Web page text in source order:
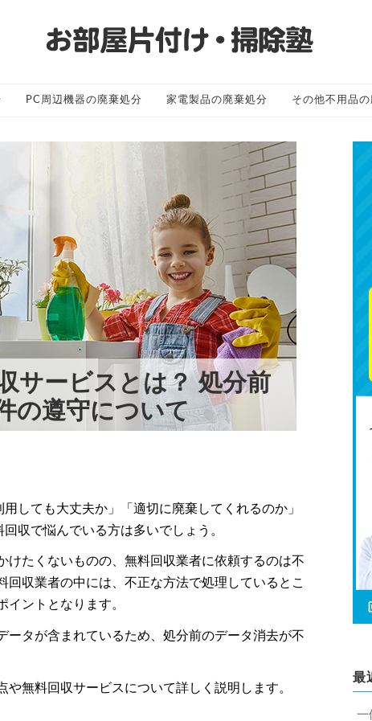
PC周辺機器の廃棄処分 家電製品の廃棄処分 その他不用品
サービスとは？ 処分前
の遵守について
しても大丈夫か」「適切に廃棄してくれるのか」
収で悩んでいる方は多いでしょう。
けたくないものの、無料回収業者に依頼するのは不
回収業者の中には、不正な方法で処理しているとこ
ントとなります。
ータが含まれているため、処分前のデータ消去が不
無料回収サービスについて詳しく説明します。
最
一